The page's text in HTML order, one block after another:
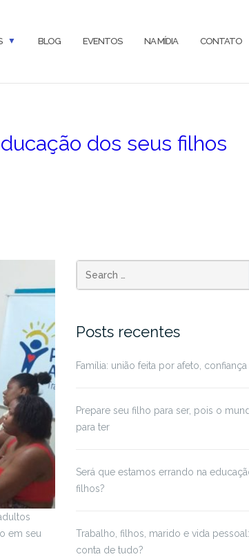
BLOG EVENTOS NA MÍDIA CONTATO
dos seus filhos
em seu
Posts recentes
Família: união feita por afeto,
Prepare seu filho para ser, pois o
para ter
Será que estamos errando na
filhos?
Trabalho, filhos, marido e vida
conta de tudo?